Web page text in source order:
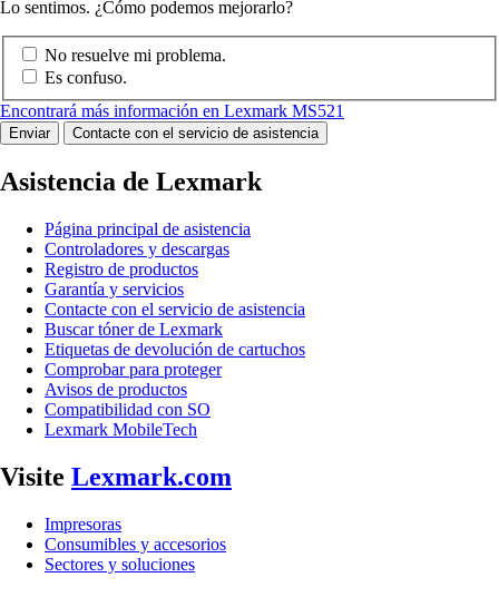
Lo sentimos. ¿Cómo podemos mejorarlo?
No resuelve mi problema.
Es confuso.
Encontrará más información en Lexmark MS521
Enviar Contacte con el servicio de asistencia
Asistencia de Lexmark
Página principal de asistencia
Controladores y descargas
Registro de productos
Garantía y servicios
Contacte con el servicio de asistencia
Buscar tóner de Lexmark
Etiquetas de devolución de cartuchos
Comprobar para proteger
Avisos de productos
Compatibilidad con SO
Lexmark MobileTech
Visite Lexmark.com
Impresoras
Consumibles y accesorios
Sectores y soluciones